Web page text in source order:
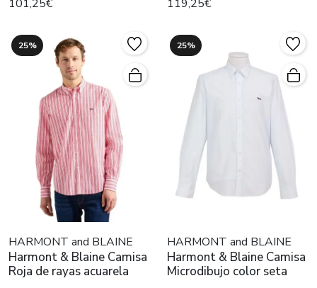
101,25€ 119,25€
25%
HARMONT and BLAINE
Harmont & Blaine Camisa
Roja de rayas acuarela
25%
HARMONT and BLAINE
Harmont & Blaine Camisa
Microdibujo color seta